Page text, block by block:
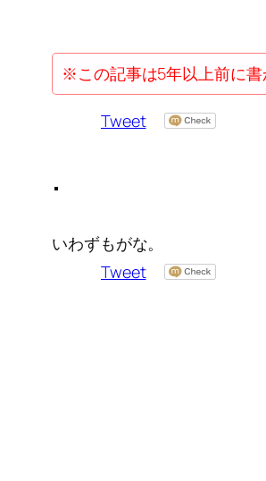
※この記事は5年以上前に
Tweet
いわずもがな。
Tweet